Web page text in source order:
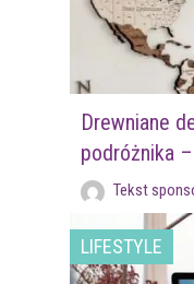
Drewniane
podróżnika
Tekst
LIFESTYLE